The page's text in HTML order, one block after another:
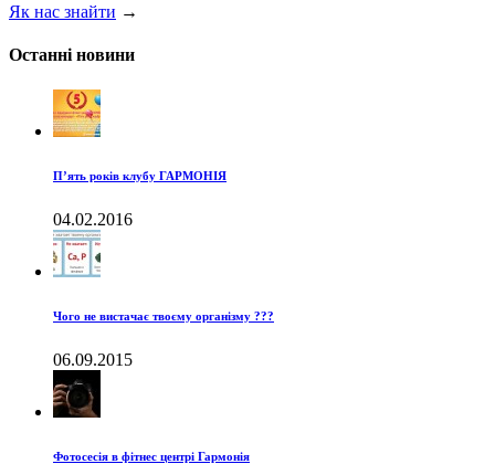
Як нас знайти →
Останні новини
П’ять років клубу ГАРМОНІЯ
04.02.2016
Чого не вистачає твоєму організму ???
06.09.2015
Фотосесія в фітнес центрі Гармонія